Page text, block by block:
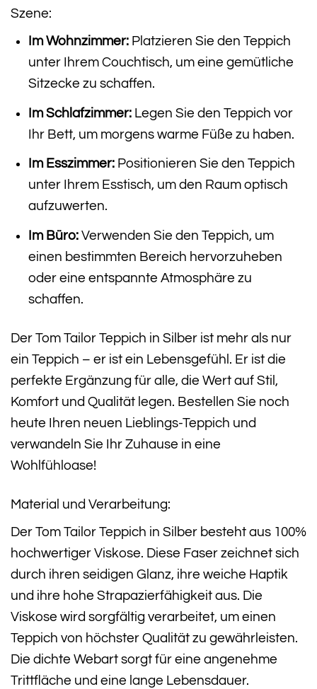
Szene:
Im Wohnzimmer:Platzieren Sie den Teppich
unter Ihrem Couchtisch, um eine gemütliche
Sitzecke zu schaffen.
Im Schlafzimmer:Legen Sie den Teppich vor
Ihr Bett, um morgens warme Füße zu haben.
Im Esszimmer:Positionieren Sie den Teppich
unter Ihrem Esstisch, um den Raum optisch
aufzuwerten.
Im Büro:Verwenden Sie den Teppich, um
einen bestimmten Bereich hervorzuheben
oder eine entspannte Atmosphäre zu
schaffen.
Der Tom Tailor Teppich in Silber ist mehr als nur
ein Teppich – er ist ein Lebensgefühl. Er ist die
perfekte Ergänzung für alle, die Wert auf Stil,
Komfort und Qualität legen. Bestellen Sie noch
heute Ihren neuen Lieblings-Teppich und
verwandeln Sie Ihr Zuhause in eine
Wohlfühloase!
Material und Verarbeitung:
Der Tom Tailor Teppich in Silber besteht aus 100%
hochwertiger Viskose. Diese Faser zeichnet sich
durch ihren seidigen Glanz, ihre weiche Haptik
und ihre hohe Strapazierfähigkeit aus. Die
Viskose wird sorgfältig verarbeitet, um einen
Teppich von höchster Qualität zu gewährleisten.
Die dichte Webart sorgt für eine angenehme
Trittfläche und eine lange Lebensdauer.